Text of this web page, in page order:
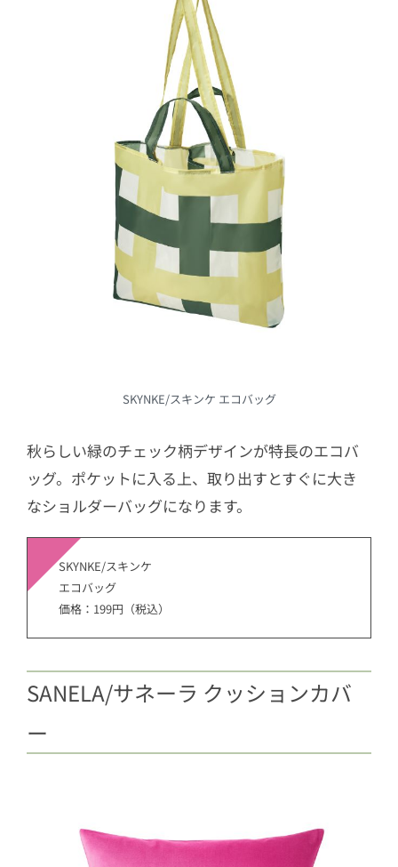
SKYNKE/スキンケ エコバッグ
秋らしい緑のチェック柄デザインが特長のエコバ
ッグ。ポケットに入る上、取り出すとすぐに大き
なショルダーバッグになります。
SKYNKE/スキンケ
エコバッグ
価格：199円（税込）
SANELA/サネーラ クッションカバ
ー